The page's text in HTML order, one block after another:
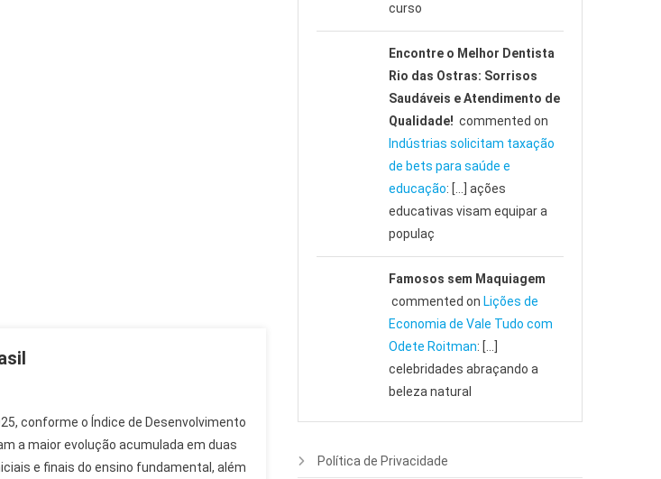
conforme o Índice de Desenvolvimento
a maior evolução acumulada em duas
e finais do ensino fundamental, além
curso
Encontre o Melhor Dentista
Rio das Ostras: Sorrisos
Saudáveis e Atendimento de
Qualidade! commented on
Indústrias solicitam taxação
de bets para saúde e
educação: […] ações
educativas visam equipar a
populaç
Famosos sem Maquiagem
commented on Lições de
Economia de Vale Tudo com
Odete Roitman: […]
celebridades abraçando a
beleza natural
Política de Privacidade